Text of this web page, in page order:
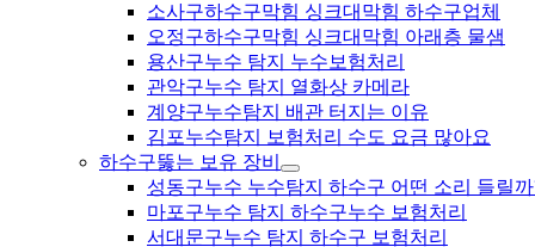
소사구하수구막힘 싱크대막힘 하수구업체
오정구하수구막힘 싱크대막힘 아래층 물샘
용산구누수 탐지 누수보험처리
관악구누수 탐지 열화상 카메라
계양구누수탐지 배관 터지는 이유
김포누수탐지 보험처리 수도 요금 많아요
하수구뚫는 보유 장비
성동구누수 누수탐지 하수구 어떤 소리 들릴까
마포구누수 탐지 하수구누수 보험처리
서대문구누수 탐지 하수구 보험처리